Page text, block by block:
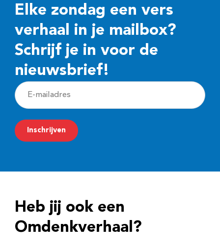
Elke zondag een vers
verhaal in je mailbox?
Schrijf je in voor de
nieuwsbrief!
E
-
m
a
r
e
Inschrijven
Heb jij ook een
Omdenkverhaal?